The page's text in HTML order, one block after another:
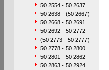
50 2554 - 50 2637
50 2638 - (50 2667)
50 2668 - 50 2691
50 2692 - 50 2772
(50 2773 - 50 2777)
50 2778 - 50 2800
50 2801 - 50 2862
50 2863 - 50 2924